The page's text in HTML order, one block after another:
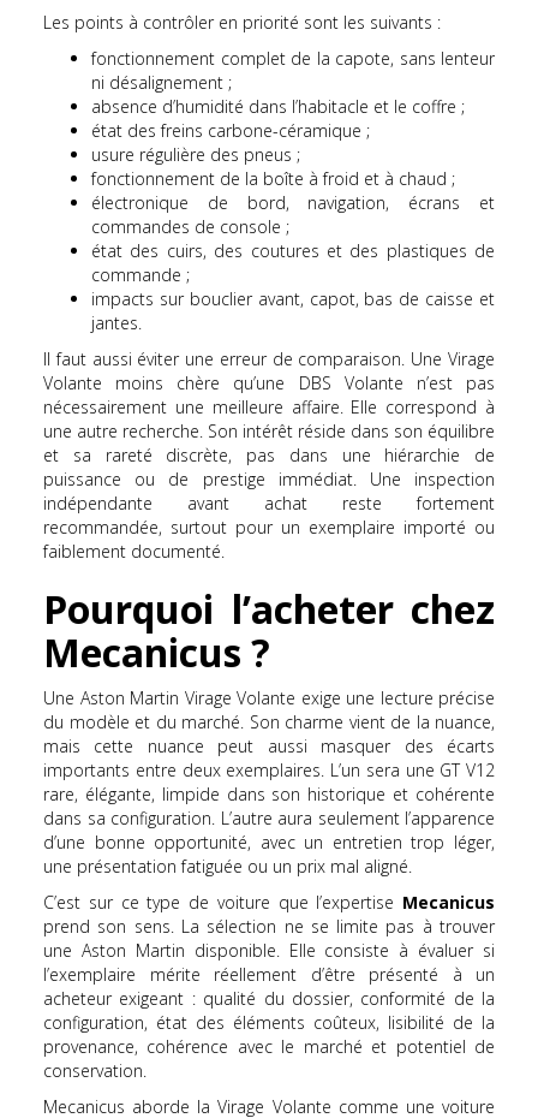
Les points à contrôler en priorité sont les suivants :
fonctionnement complet de la capote, sans lenteur
ni désalignement ;
absence d’humidité dans l’habitacle et le coffre ;
état des freins carbone-céramique ;
usure régulière des pneus ;
fonctionnement de la boîte à froid et à chaud ;
électronique de bord, navigation, écrans et
commandes de console ;
état des cuirs, des coutures et des plastiques de
commande ;
impacts sur bouclier avant, capot, bas de caisse et
jantes.
Il faut aussi éviter une erreur de comparaison. Une Virage
Volante moins chère qu’une DBS Volante n’est pas
nécessairement une meilleure affaire. Elle correspond à
une autre recherche. Son intérêt réside dans son équilibre
et sa rareté discrète, pas dans une hiérarchie de
puissance ou de prestige immédiat. Une inspection
indépendante avant achat reste fortement
recommandée, surtout pour un exemplaire importé ou
faiblement documenté.
Pourquoi l’acheter chez
Mecanicus ?
Une Aston Martin Virage Volante exige une lecture précise
du modèle et du marché. Son charme vient de la nuance,
mais cette nuance peut aussi masquer des écarts
importants entre deux exemplaires. L’un sera une GT V12
rare, élégante, limpide dans son historique et cohérente
dans sa configuration. L’autre aura seulement l’apparence
d’une bonne opportunité, avec un entretien trop léger,
une présentation fatiguée ou un prix mal aligné.
C’est sur ce type de voiture que l’expertise Mecanicus
prend son sens. La sélection ne se limite pas à trouver
une Aston Martin disponible. Elle consiste à évaluer si
l’exemplaire mérite réellement d’être présenté à un
acheteur exigeant : qualité du dossier, conformité de la
configuration, état des éléments coûteux, lisibilité de la
provenance, cohérence avec le marché et potentiel de
conservation.
Mecanicus aborde la Virage Volante comme une voiture